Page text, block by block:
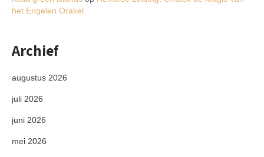
het Engelen Orakel
Archief
augustus 2026
juli 2026
juni 2026
mei 2026